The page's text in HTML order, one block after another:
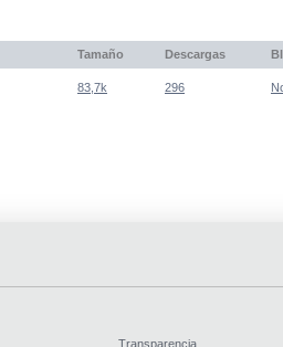
Tamaño Descargas
83,7k 296
Transparencia